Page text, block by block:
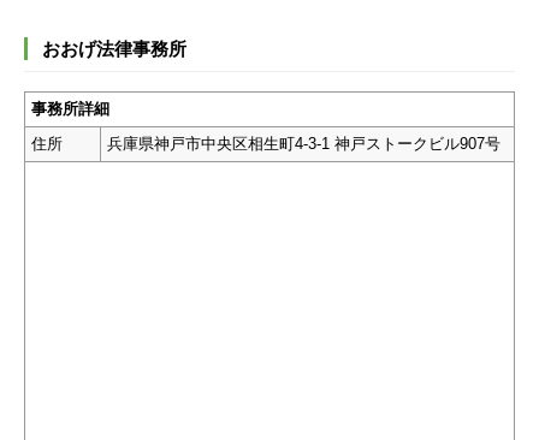
おおげ法律事務所
事務所詳細
住所
兵庫県神戸市中央区相生町4-3-1 神戸ストークビル907号